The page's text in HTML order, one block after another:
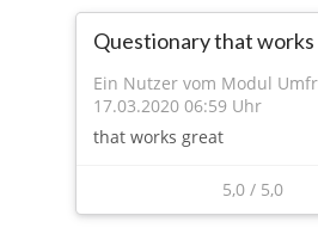
Questionary that
Ein Nutzer vom Modul
17.03.2020 06:59 Uhr
that works great
5,0 / 5,0